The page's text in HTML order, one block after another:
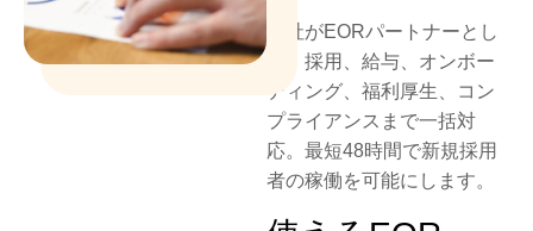
当社がEORパートナーとし
採用、給与、オンボー
ディング、福利厚生、コン
プライアンス まで一括対
応。 最短48時間で新規採用
者の稼働を可能にします。